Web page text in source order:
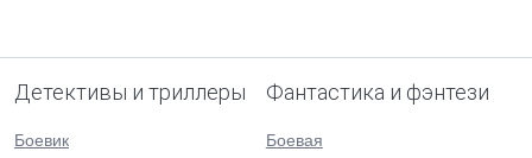
Детективы и триллеры
Боевик
Фантастика и фэнтези
Боевая